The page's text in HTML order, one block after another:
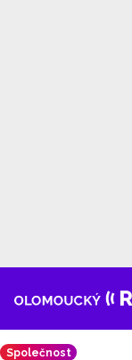
Společnost